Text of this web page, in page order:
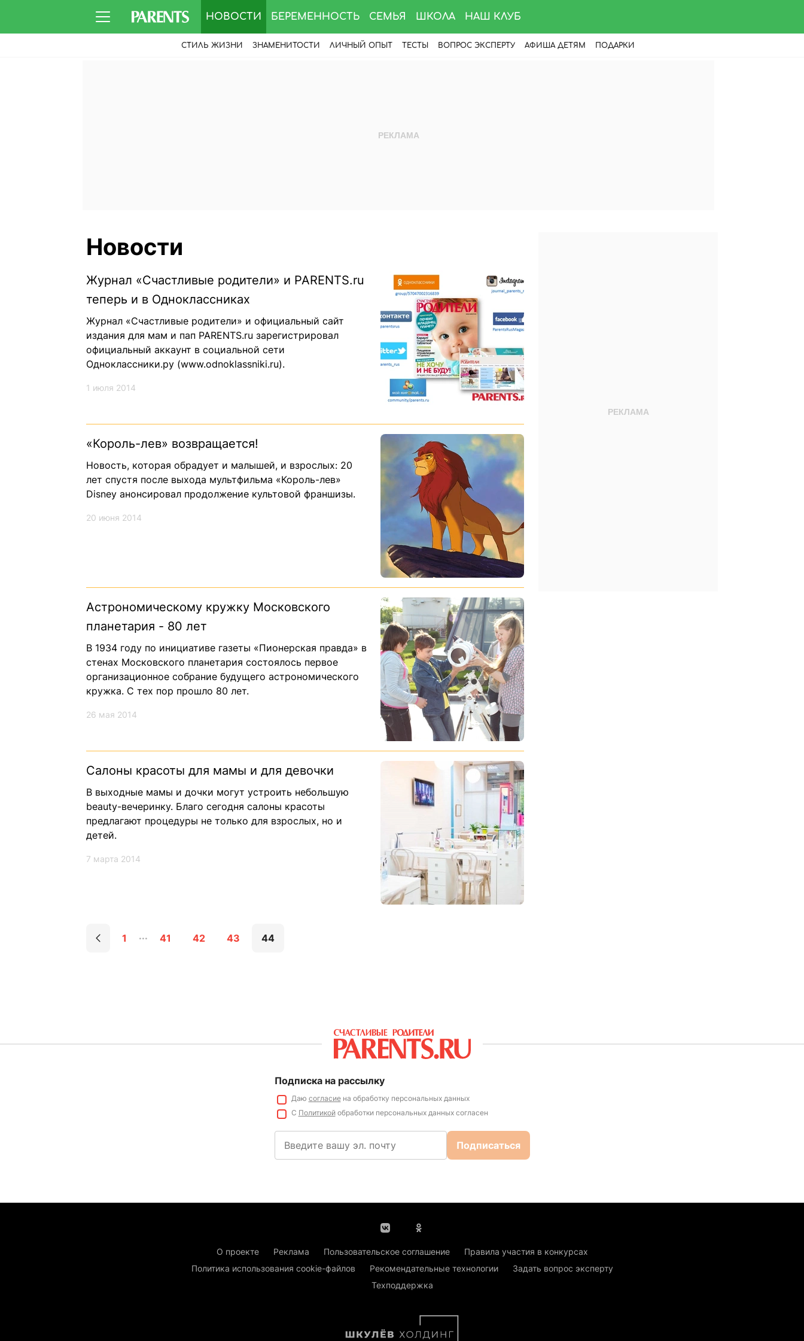
НОВОСТИ БЕРЕМЕННОСТЬ СЕМЬЯ ШКОЛА НАШ КЛУБ
СТИЛЬ ЖИЗНИ ЗНАМЕНИТОСТИ ЛИЧНЫЙ ОПЫТ ТЕСТЫ ВОПРОС ЭКСПЕРТУ АФИША ДЕТЯМ ПОДАРКИ
Новости
Журнал «Счастливые родители» и PARENTS.ru
теперь и в Одноклассниках
Журнал «Счастливые родители» и официальный сайт
издания для мам и пап PARENTS.ru зарегистрировал
официальный аккаунт в социальной сети
Одноклассники.ру (www.odnoklassniki.ru).
1 июля 2014
«Король-лев» возвращается!
Новость, которая обрадует и малышей, и взрослых: 20
лет спустя после выхода мультфильма «Король-лев»
Disney анонсировал продолжение культовой франшизы.
20 июня 2014
Астрономическому кружку Московского
планетария - 80 лет
В 1934 году по инициативе газеты «Пионерская правда» в
стенах Московского планетария состоялось первое
организационное собрание будущего астрономического
кружка. С тех пор прошло 80 лет.
26 мая 2014
Салоны красоты для мамы и для девочки
В выходные мамы и дочки могут устроить небольшую
beauty-вечеринку. Благо сегодня салоны красоты
предлагают процедуры не только для взрослых, но и
детей.
7 марта 2014
1 41 42 43 44
Подписка на рассылку
Даю согласиена обработку персональных данных
С Политикойобработки персональных данных согласен
Подписаться
О проекте Реклама Пользовательское соглашение
Правила участия в конкурсах
Политика использования cookie-файлов
Рекомендательные технологии
Задать вопрос эксперту
Техподдержка